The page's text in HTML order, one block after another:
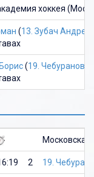
хоккея
(13. Зубач Андрей
(19. Чебуранов
2 19.